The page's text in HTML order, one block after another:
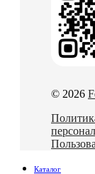
© 2026
Каталог